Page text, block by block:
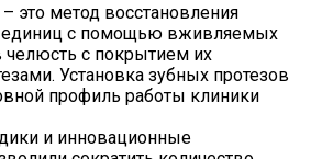
это метод восстановления
единиц с помощью вживляемых
челюсть с покрытием их
Установка зубных протезов
профиль работы клиники
и инновационные